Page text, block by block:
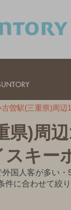
古曽駅(三重県)周辺
県)周
スキー
国人客が多い
件に合わせて絞